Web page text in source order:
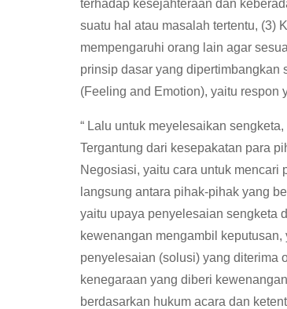
terhadap kesejahteraan dan
suatu hal atau masalah tertentu, (3)
mempengaruhi orang lain agar
prinsip dasar yang dipertimbangkan
(Feeling and Emotion), yaitu respon
“ Lalu untuk meyelesaikan
Tergantung dari kesepakatan para
Negosiasi, yaitu cara untuk
langsung antara pihak-pihak yang
yaitu upaya penyelesaian sengketa
kewenangan mengambil
penyelesaian (solusi) yang diterima
kenegaraan yang diberi
berdasarkan hukum acara dan